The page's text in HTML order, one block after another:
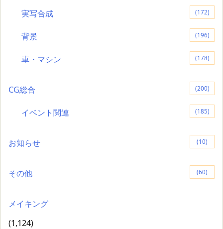
実写合成 (172)
背景 (196)
車・マシン (178)
CG総合 (200)
イベント関連 (185)
お知らせ (10)
その他 (60)
メイキング
(1,124)